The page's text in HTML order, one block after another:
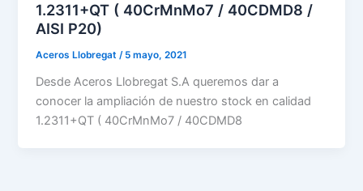
1.2311+QT ( 40CrMnMo7 / 40CDMD8 /
AISI P20)
Aceros Llobregat/ 5 mayo, 2021
Desde Aceros Llobregat S.A queremos dar a
conocer la ampliación de nuestro stock en calidad
1.2311+QT ( 40CrMnMo7 / 40CDMD8